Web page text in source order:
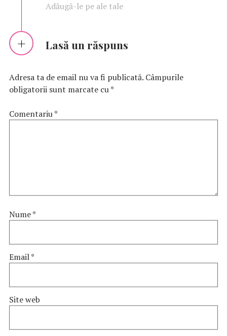
Adăugă-le pe ale tale
Lasă un răspuns
Adresa ta de email nu va fi publicată. Câmpurile
obligatorii sunt marcate cu*
Comentariu*
Nume*
Email*
Site web